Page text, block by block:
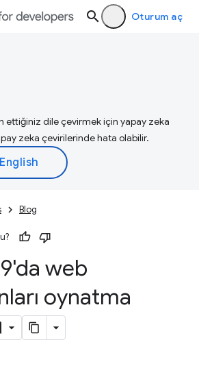
Oturum aç
ettiğiniz dile çevirmek için yapay zeka
zeka çevirilerinde hata olabilir.
Blog
web
oynatma